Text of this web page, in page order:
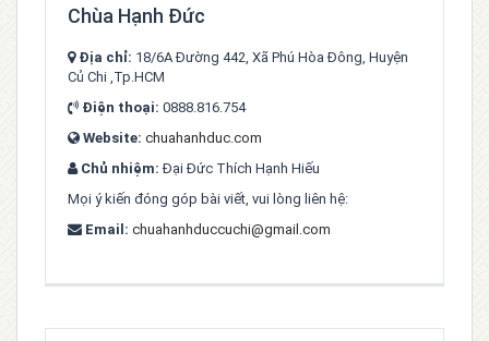
Chùa Hạnh Đức
Địa chỉ: 18/6A Đường 442, Xã Phú Hòa Đông, Huyện
Củ Chi ,Tp.HCM
Điện thoại: 0888.816.754
Website: chuahanhduc.com
Chủ nhiệm:Đại Đức Thích Hạnh Hiếu
Mọi ý kiến đóng góp bài viết, vui lòng liên hệ:
Email: chuahanhduccuchi@gmail.com